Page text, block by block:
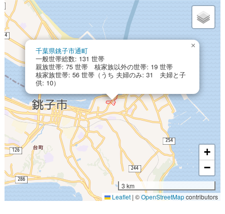
千葉県銚子市通町
一般世帯総数: 131 世帯
親族世帯: 75 世帯 核家族以外の世帯: 19 世帯
核家族世帯: 56 世帯（うち 夫婦のみ: 31 夫婦と子
供: 10）
×
+
−
3 km
Leaflet | ©OpenStreetMapcontributors